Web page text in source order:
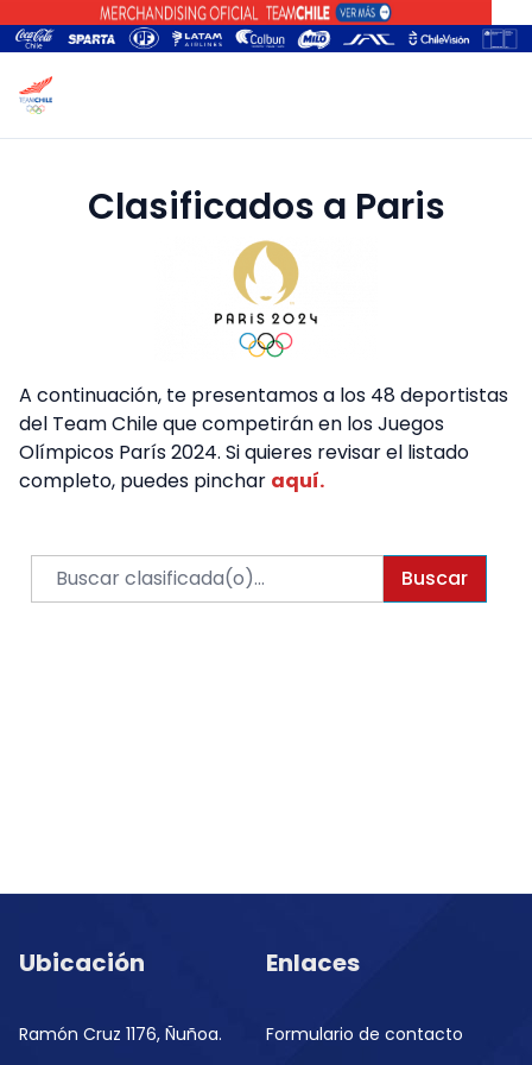
Clasificados a Paris
A continuación, te presentamos a los 48 deportistas
del Team Chile que competirán en los Juegos
Olímpicos París 2024. Si quieres revisar el listado
completo, puedes pinchar aquí.
Buscar
Ubicación
Ramón Cruz 1176, Ñuñoa.
Enlaces
Formulario de contacto